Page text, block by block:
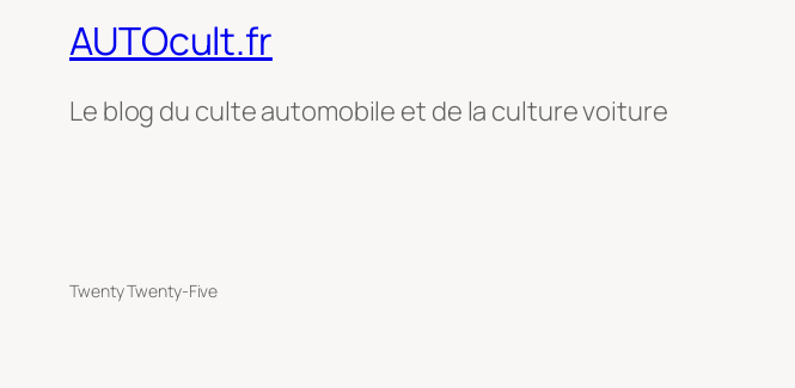
AUTOcult.fr
Le blog du culte automobile et de la culture voiture
Twenty Twenty-Five